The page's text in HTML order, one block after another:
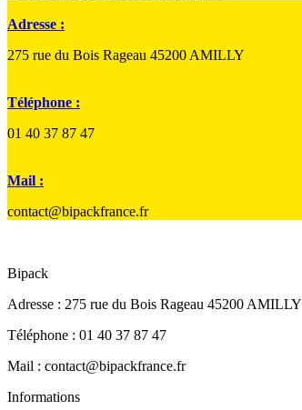
Adresse :
275 rue du Bois Rageau 45200 AMILLY
Téléphone :
01 40 37 87 47
Mail :
contact@bipackfrance.fr
Bipack
Adresse : 275 rue du Bois Rageau 45200 AMILLY
Téléphone : 01 40 37 87 47
Mail : contact@bipackfrance.fr
Informations